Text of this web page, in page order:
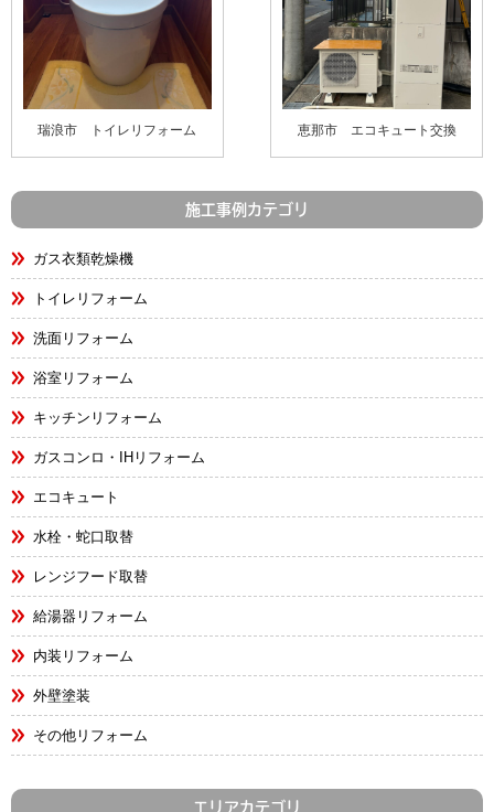
瑞浪市 トイレリフォーム 恵那市 エコキュート交換
施工事例カテゴリ
ガス衣類乾燥機
トイレリフォーム
洗面リフォーム
浴室リフォーム
キッチンリフォーム
ガスコンロ・IHリフォーム
エコキュート
水栓・蛇口取替
レンジフード取替
給湯器リフォーム
内装リフォーム
外壁塗装
その他リフォーム
エリアカテゴリ